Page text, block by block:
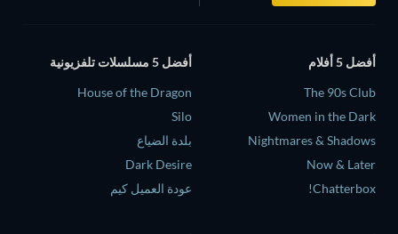
أفضل 5 أفلام
The 90s Club
Women in the Dark
Nightmares & Shadows
Now & Later
Chatterbox!
أفضل 5 مسلسلات تلفزيونية
House of the Dragon
Silo
بلدة الضياع
Dark Desire
عودة العميل كيم